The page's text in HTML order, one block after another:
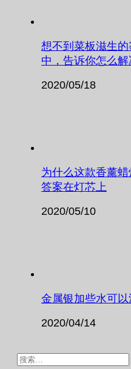
想不到菜板滋生
中，告诉你怎么解
2020/05/18
为什么这款香薰蜡
答案在灯芯上
2020/05/10
金属银加些水可
2020/04/14
搜